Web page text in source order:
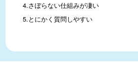
4.さぼらない仕組みが凄い
5.とにかく質問しやすい